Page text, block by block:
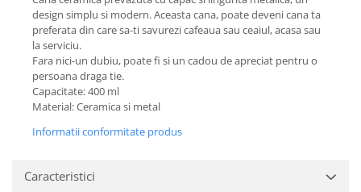
design simplu si modern. Aceasta cana, poate deveni cana ta
preferata din care sa-ti savurezi cafeaua sau ceaiul, acasa sau
la serviciu.
Fara nici-un dubiu, poate fi si un cadou de apreciat pentru o
persoana draga tie.
Capacitate: 400 ml
Material: Ceramica si metal
Informatii conformitate produs
Caracteristici